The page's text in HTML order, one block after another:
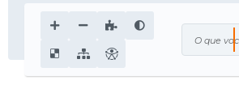
O que